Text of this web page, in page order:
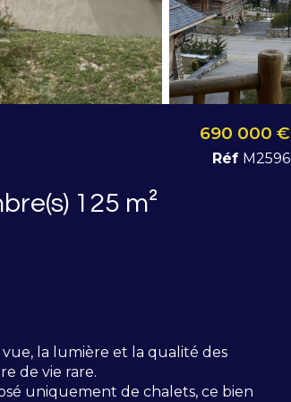
Chalet 5 pièce(s) 4 chambre(s) 125 m²
690 000 €
Réf M2596
la lumière et la qualité des
de vie rare.
uniquement de chalets, ce bien